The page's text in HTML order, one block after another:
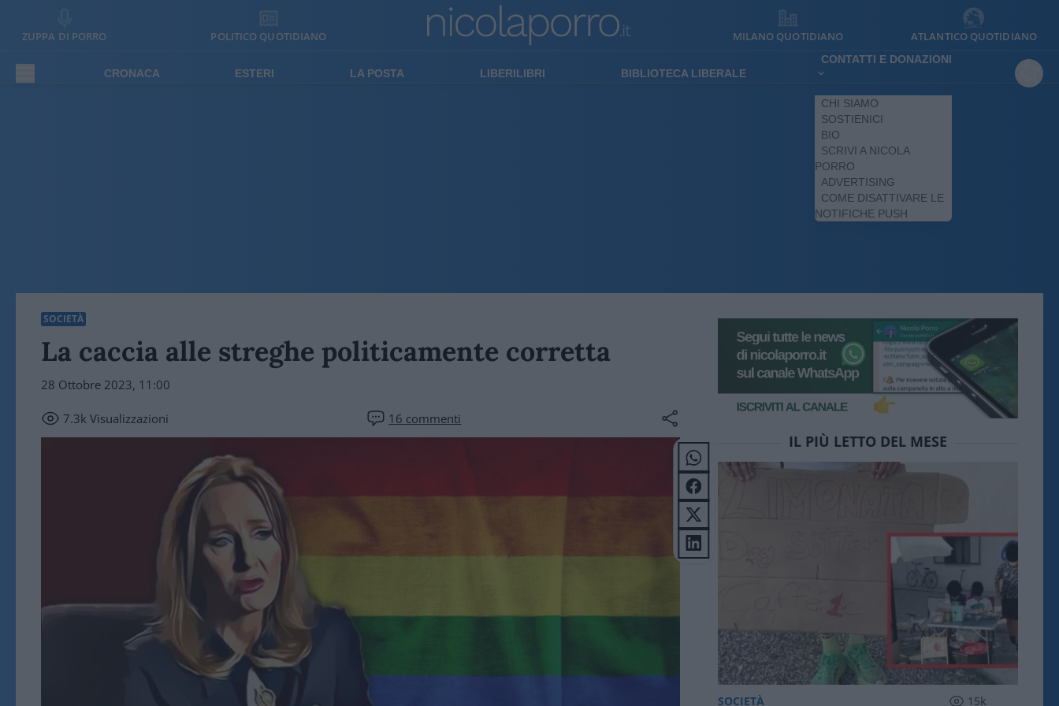
ZUPPA DI PORRO POLITICO QUOTIDIANO MILANO QUOTIDIANO ATLANTICO QUOTIDIANO
CRONACA ESTERI LA POSTA LIBERILIBRI BIBLIOTECA LIBERALE
CONTATTI E DONAZIONI
CHI SIAMO
SOSTIENICI
BIO
SCRIVI A NICOLA
PORRO
ADVERTISING
COME DISATTIVARE LE
NOTIFICHE PUSH
SOCIETÀ
La caccia alle streghe politicamente corretta
28 Ottobre 2023, 11:00
7.3k Visualizzazioni 16 commenti
IL PIÙ LETTO DEL MESE
SOCIETÀ 15k